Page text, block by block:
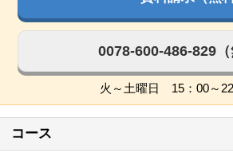
0078-600-486-829（
火～土曜日 15：00～
コース